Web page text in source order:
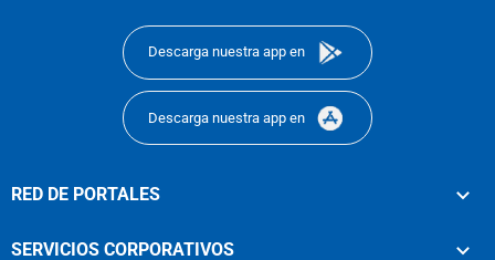
Descarga nuestra app en
Descarga nuestra app en
RED DE PORTALES
SERVICIOS CORPORATIVOS